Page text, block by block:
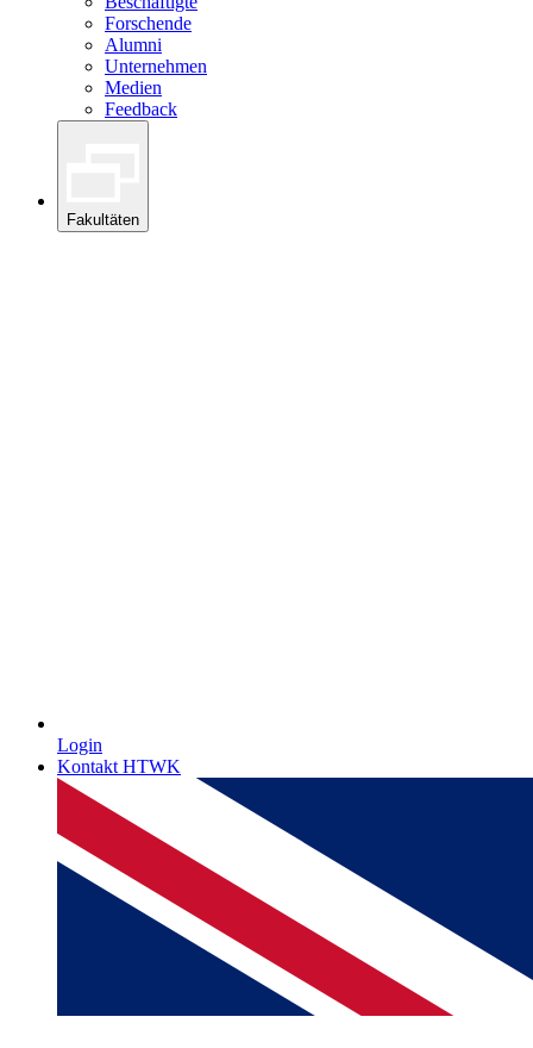
Forschende
Alumni
Unternehmen
Medien
Feedback
Fakultäten
Login
Kontakt HTWK